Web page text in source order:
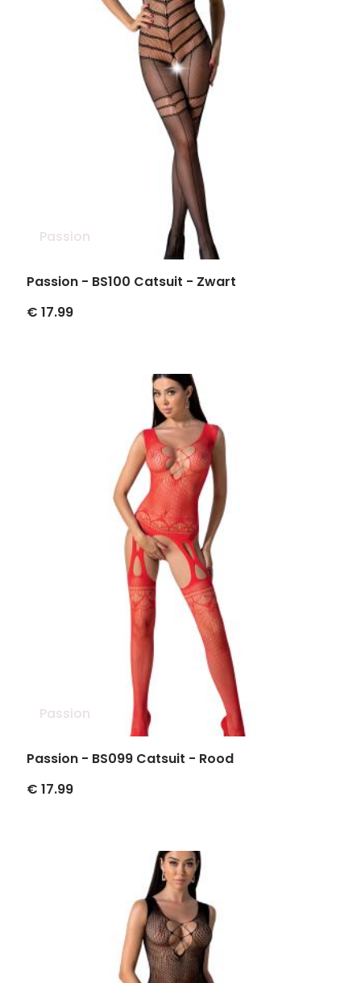
Passion
Passion - BS100 Catsuit - Zwart
€ 17.99
Passion
Passion - BS099 Catsuit - Rood
€ 17.99